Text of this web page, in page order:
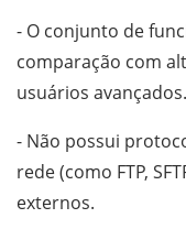
- O conjunto de
comparação com
usuários avançados.
- Não possui
rede (como FTP,
externos.